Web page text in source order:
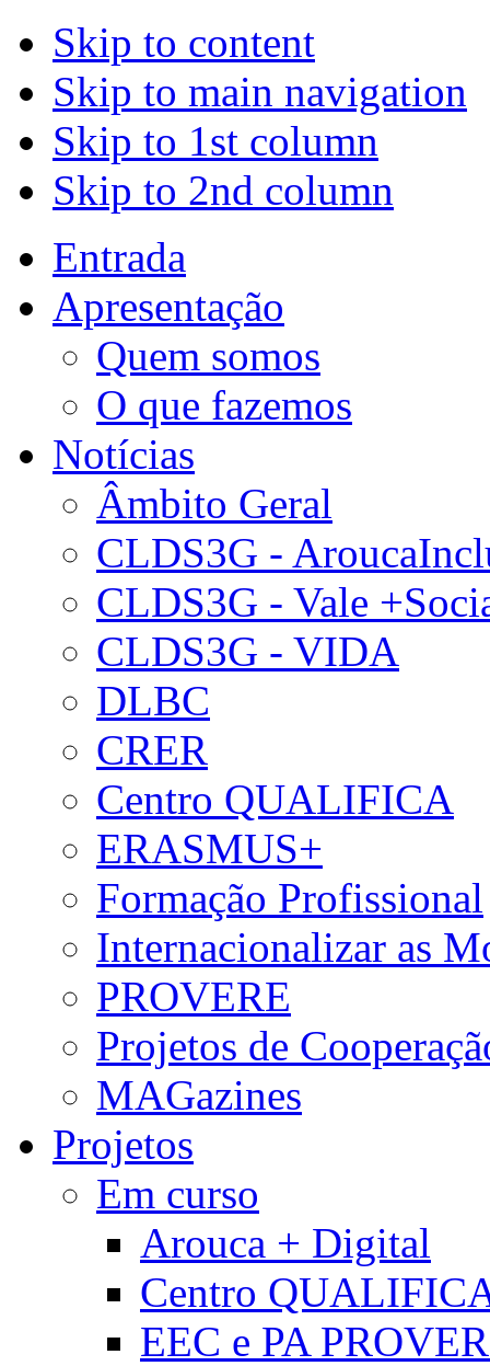
Skip to content
Skip to main navigation
Skip to 1st column
Skip to 2nd column
Entrada
Apresentação
Quem somos
O que fazemos
Notícias
Âmbito Geral
CLDS3G -
CLDS3G - Vale
CLDS3G - VIDA
DLBC
CRER
Centro QUALIFICA
ERASMUS+
Formação Profissional
Internacionalizar as
PROVERE
Projetos de
MAGazines
Projetos
Em curso
Arouca + Digital
Centro
EEC e PA